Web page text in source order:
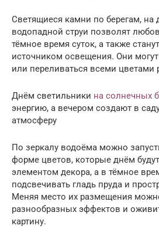
Светящиеся камни по берегам, на
водопадной струи позволят
тёмное время суток, а также
источником освещения. Они
или переливаться всеми цветами
Днём светильники на солнечных
энергию, а вечером создают в
атмосферу
По зеркалу водоёма можно
форме цветов, которые днём
элементом декора, а в тёмное
подсвечивать гладь пруда и
Меняя место их размещения
разнообразных эффектов и
картину.